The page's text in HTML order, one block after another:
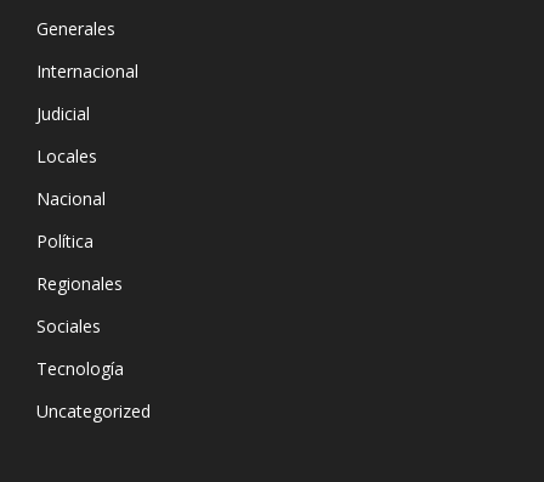
Generales
Internacional
Judicial
Locales
Nacional
Política
Regionales
Sociales
Tecnología
Uncategorized